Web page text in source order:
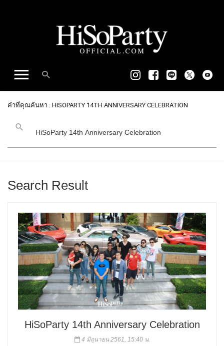
คำที่คุณค้นหา : HISOPARTY 14TH ANNIVERSARY CELEBRATION
Search Result
HiSoParty 14th Anniversary Celebration
4 มิถุนายน 2561, 15:40 น.